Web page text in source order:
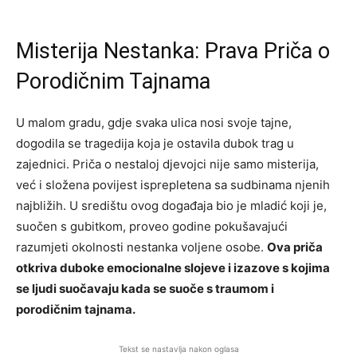
Misterija Nestanka: Prava Priča o
Porodičnim Tajnama
U malom gradu, gdje svaka ulica nosi svoje tajne,
dogodila se tragedija koja je ostavila dubok trag u
zajednici. Priča o nestaloj djevojci nije samo misterija,
već i složena povijest isprepletena sa sudbinama njenih
najbližih. U središtu ovog događaja bio je mladić koji je,
suočen s gubitkom, proveo godine pokušavajući
razumjeti okolnosti nestanka voljene osobe. Ova priča
otkriva duboke emocionalne slojeve i izazove s kojima
se ljudi suočavaju kada se suoče s traumom i
porodičnim tajnama.
Tekst se nastavlja nakon oglasa